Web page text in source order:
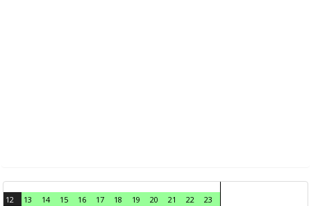
12 13 14 15 16 17 18 19 20 21 22
23